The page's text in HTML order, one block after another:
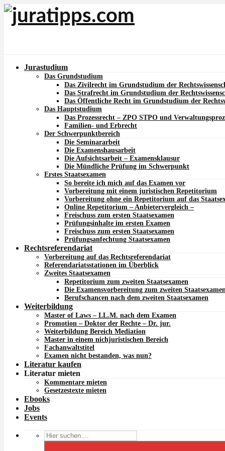
Jurastudium
Das Grundstudium
Das Zivilrecht im Grundstudium der
Das Strafrecht im Grundstudium der
Das Öffentliche Recht im Grundstudium der
Das Hauptstudium
Das Prozessrecht – ZPO STPO und
Familien- und Erbrecht
Der Schwerpunktbereich
Die Seminararbeit
Die Examenshausarbeit
Die Aufsichtsarbeit – Examensklausur
Die Mündliche Prüfung im Schwerpunkt
Erstes Staatsexamen
So bereite ich mich auf das Examen vor
Vorbereitung mit einem juristischen Repetitorium
Vorbereitung ohne ein Repetitorium auf das
Online Repetitorium – Anbietervergleich –
Freischuss zum ersten Staatsexamen
Prüfungsinhalte im ersten Examen
Freischuss zum ersten Staatsexamen
Prüfungsanfechtung Staatsexamen
Rechtsreferendariat
Vorbereitung auf das Rechtsreferendariat
Referendariatsstationen im Überblick
Zweites Staatsexamen
Repetitorium zum zweiten Staatsexamen
Die Examensvorbereitung zum zweiten
Berufschancen nach dem zweiten Staatsexamen
Weiterbildung
Master of Laws – LL.M. nach dem Examen
Promotion – Doktor der Rechte – Dr. jur.
Weiterbildung Bereich Mediation
Master in einem nichjuristischen Bereich
Fachanwaltstitel
Examen nicht bestanden, was nun?
Literatur kaufen
Literatur mieten
Kommentare mieten
Gesetzestexte mieten
Ebooks
Jobs
Events